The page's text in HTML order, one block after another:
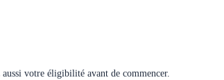
votre éligibilité avant de commencer.